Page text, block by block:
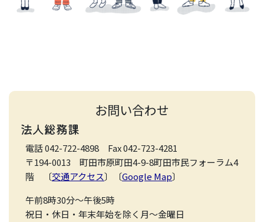
お問い合わせ
法人総務課
電話 042-722-4898 Fax 042-723-4281
〒194-0013 町田市原町田4-9-8町田市民フォーラム4
階 〔交通アクセス〕〔Google Map〕
午前8時30分～午後5時
祝日・休日・年末年始を除く月～金曜日